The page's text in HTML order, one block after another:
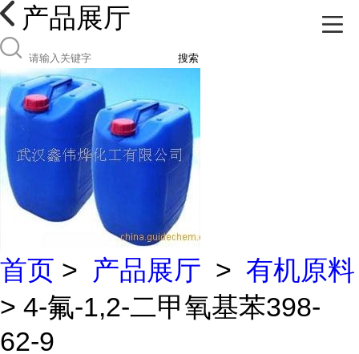
产品展厅
搜索
首页 > 产品展厅 > 有机原料
> 4-氟-1,2-二甲氧基苯398-
62-9